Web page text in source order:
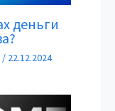
деньги
/ 22.12.2024